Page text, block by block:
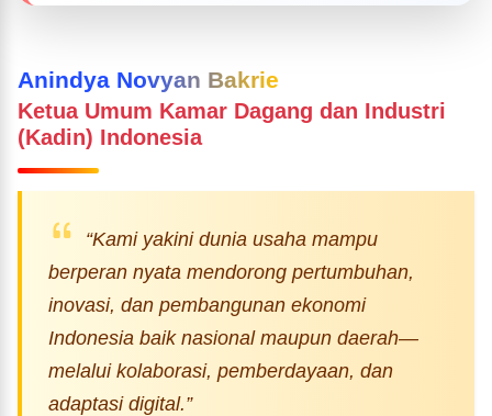
Anindya Novyan Bakrie
Ketua Umum Kamar Dagang dan Industri
(Kadin) Indonesia
“Kami yakini dunia usaha mampu
berperan nyata mendorong pertumbuhan,
inovasi, dan pembangunan ekonomi
Indonesia baik nasional maupun daerah—
melalui kolaborasi, pemberdayaan, dan
adaptasi digital.”